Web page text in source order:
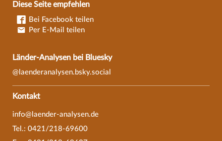
Diese Seite empfehlen
Bei Facebook teilen
Per E-Mail teilen
Länder-Analysen bei Bluesky
@laenderanalysen.bsky.social
Kontakt
info@laender-analysen.de
Tel.: 0421/218-69600